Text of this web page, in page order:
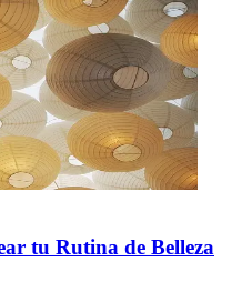
tu Rutina de Belleza